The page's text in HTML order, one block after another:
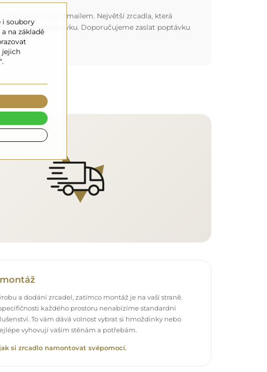
nebo e-mailem. Největší zrcadla, která
objednávku. Doporučujeme zaslat poptávku
a dodání zrcadel, zatímco montáž je na vaší straně.
každého prostoru nenabízíme standardní
To vám dává volnost vybrat si hmoždinky nebo
vyhovují vašim stěnám a potřebám.
si zrcadlo namontovat svépomocí.
i soubory
na základě
jejich